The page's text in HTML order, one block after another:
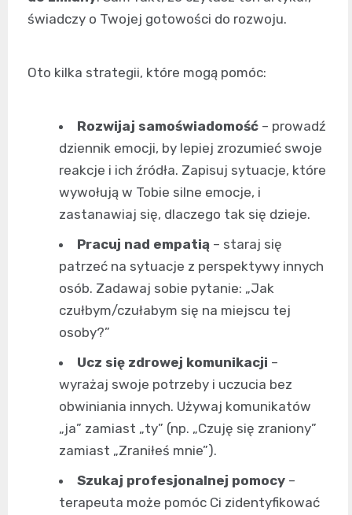
świadczy o Twojej gotowości do rozwoju.
Oto kilka strategii, które mogą pomóc:
Rozwijaj samoświadomość – prowadź
dziennik emocji, by lepiej zrozumieć swoje
reakcje i ich źródła. Zapisuj sytuacje, które
wywołują w Tobie silne emocje, i
zastanawiaj się, dlaczego tak się dzieje.
Pracuj nad empatią – staraj się
patrzeć na sytuacje z perspektywy innych
osób. Zadawaj sobie pytanie: „Jak
czułbym/czułabym się na miejscu tej
osoby?”
Ucz się zdrowej komunikacji –
wyrażaj swoje potrzeby i uczucia bez
obwiniania innych. Używaj komunikatów
„ja” zamiast „ty” (np. „Czuję się zraniony”
zamiast „Zraniłeś mnie”).
Szukaj profesjonalnej pomocy –
terapeuta może pomóc Ci zidentyfikować